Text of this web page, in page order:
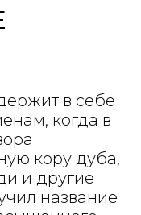
в себе
когда в
кору дуба,
и другие
название